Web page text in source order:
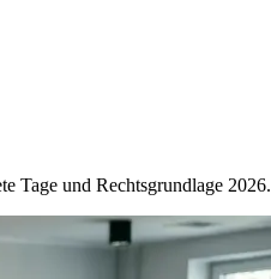
Tage und Rechtsgrundlage 2026.